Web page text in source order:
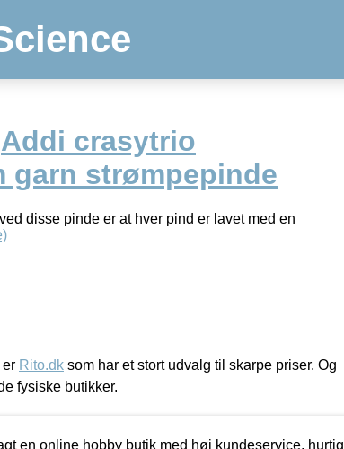
Addi crasytrio
garn strømpepinde
disse pinde er at hver pind er lavet med en
Rito.dk som har et stort udvalg til skarpe priser. Og
fysiske butikker.
en online hobby butik med høj kundeservice, hurtig